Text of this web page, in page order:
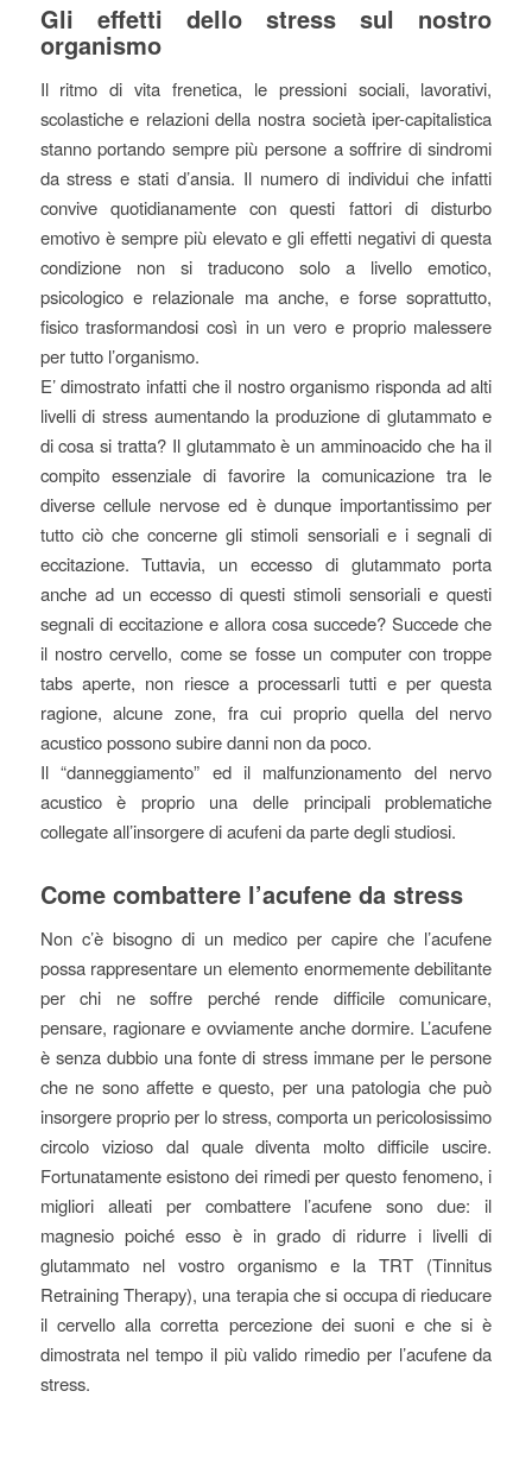
Gli effetti dello stress sul nostro
organismo
Il ritmo di vita frenetica, le pressioni sociali, lavorativi,
scolastiche e relazioni della nostra società iper-capitalistica
stanno portando sempre più persone a soffrire di sindromi
da stress e stati d’ansia. Il numero di individui che infatti
convive quotidianamente con questi fattori di disturbo
emotivo è sempre più elevato e gli effetti negativi di questa
condizione non si traducono solo a livello emotico,
psicologico e relazionale ma anche, e forse soprattutto,
fisico trasformandosi così in un vero e proprio malessere
per tutto l’organismo.
E’ dimostrato infatti che il nostro organismo risponda ad alti
livelli di stress aumentando la produzione di glutammato e
di cosa si tratta? Il glutammato è un amminoacido che ha il
compito essenziale di favorire la comunicazione tra le
diverse cellule nervose ed è dunque importantissimo per
tutto ciò che concerne gli stimoli sensoriali e i segnali di
eccitazione. Tuttavia, un eccesso di glutammato porta
anche ad un eccesso di questi stimoli sensoriali e questi
segnali di eccitazione e allora cosa succede? Succede che
il nostro cervello, come se fosse un computer con troppe
tabs aperte, non riesce a processarli tutti e per questa
ragione, alcune zone, fra cui proprio quella del nervo
acustico possono subire danni non da poco.
Il “danneggiamento” ed il malfunzionamento del nervo
acustico è proprio una delle principali problematiche
collegate all’insorgere di acufeni da parte degli studiosi.
Come combattere l’acufene da stress
Non c’è bisogno di un medico per capire che l’acufene
possa rappresentare un elemento enormemente debilitante
per chi ne soffre perché rende difficile comunicare,
pensare, ragionare e ovviamente anche dormire. L’acufene
è senza dubbio una fonte di stress immane per le persone
che ne sono affette e questo, per una patologia che può
insorgere proprio per lo stress, comporta un pericolosissimo
circolo vizioso dal quale diventa molto difficile uscire.
Fortunatamente esistono dei rimedi per questo fenomeno, i
migliori alleati per combattere l’acufene sono due: il
magnesio poiché esso è in grado di ridurre i livelli di
glutammato nel vostro organismo e la TRT (Tinnitus
Retraining Therapy), una terapia che si occupa di rieducare
il cervello alla corretta percezione dei suoni e che si è
dimostrata nel tempo il più valido rimedio per l’acufene da
stress.